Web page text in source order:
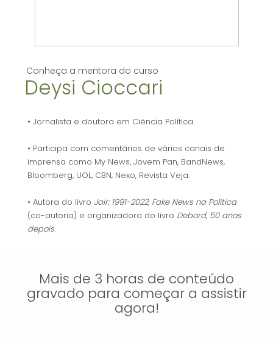
Conheça a mentora do curso
Deysi Cioccari
• Jornalista e doutora em Ciência Política.
• Participa com comentários de vários canais de
imprensa como My News, Jovem Pan, BandNews,
Bloomberg, UOL, CBN, Nexo, Revista Veja.
• Autora do livro Jair: 1991-2022, Fake News na Política
(co-autoria) e organizadora do livro Debord, 50 anos
depois.
Mais de 3 horas de conteúdo
gravado para começar a assistir
agora!